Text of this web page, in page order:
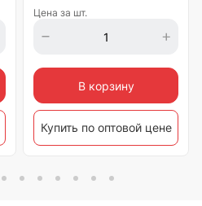
Цена за шт.
В корзину
Купить по оптовой цене